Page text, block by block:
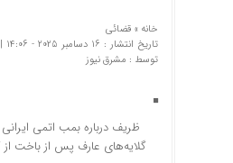
خانه » قضائی
تاریخ انتشار : 16 دسامبر 2025 - 14:06 |
توسط : مشرق نیوز
ظریف درباره بمب اتمی
گلایه‌های عارف پس از باخت از